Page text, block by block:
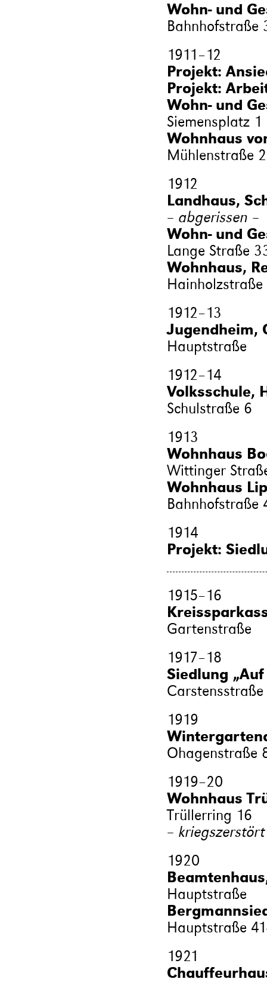
Wohn- und
Bahnhofstraße
1911–12
Projekt:
Projekt:
Wohn- und
Siemensplatz 1
Wohnhaus
Mühlenstraße
1912
Landhaus,
– abgerissen –
Wohn- und
Lange Straße
Wohnhaus,
Hainholzstraße
1912–13
Jugendheim,
Hauptstraße
1912–14
Volksschule,
Schulstraße 6
1913
Wohnhaus
Wittinger
Wohnhaus
Bahnhofstraße
1914
Projekt:
1915–16
Gartenstraße
1917–18
Siedlung
1919
Ohagenstraße
1919–20
Wohnhaus
Trüllerring 16
–
1920
Hauptstraße
Hauptstraße
1921